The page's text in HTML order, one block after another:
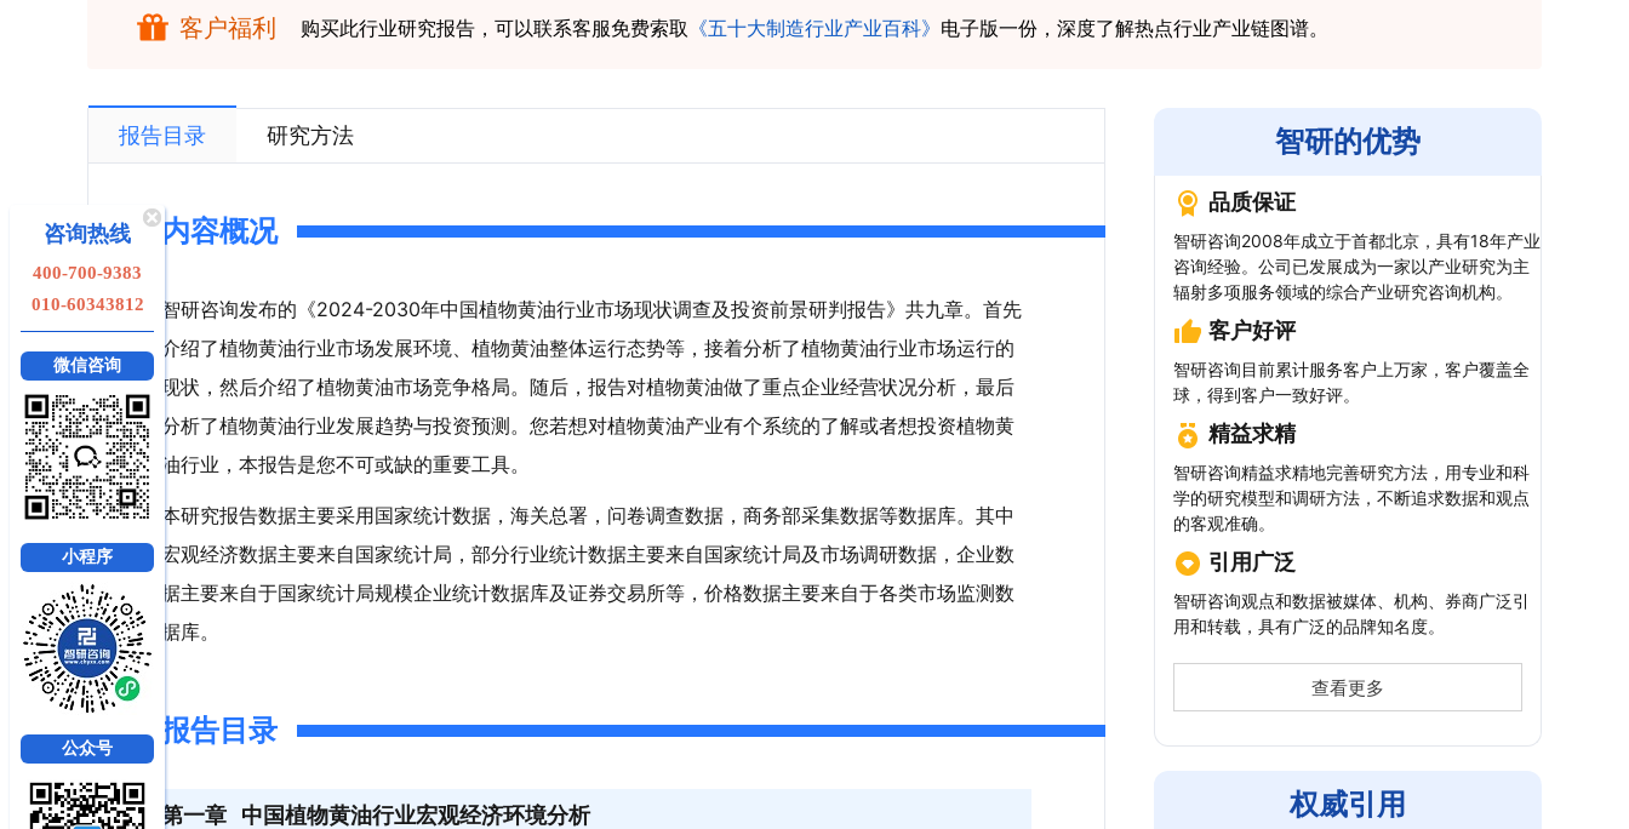
客户福利 购买此行业研究报告，可以联系客服免费索取 《五十大制造行业产业百科》 电子版一份，深度了解热点行业产业链图谱。
报告目录 研究方法
内容概况
智研咨询发布的《2024-2030年中国植物黄油行业市场现状调查及投资前景研判报告》共九章。首先
介绍了植物黄油行业市场发展环境、植物黄油整体运行态势等，接着分析了植物黄油行业市场运行的
现状，然后介绍了植物黄油市场竞争格局。随后，报告对植物黄油做了重点企业经营状况分析，最后
分析了植物黄油行业发展趋势与投资预测。您若想对植物黄油产业有个系统的了解或者想投资植物黄
油行业，本报告是您不可或缺的重要工具。
本研究报告数据主要采用国家统计数据，海关总署，问卷调查数据，商务部采集数据等数据库。其中
宏观经济数据主要来自国家统计局，部分行业统计数据主要来自国家统计局及市场调研数据，企业数
据主要来自于国家统计局规模企业统计数据库及证券交易所等，价格数据主要来自于各类市场监测数
据库。
报告目录
第一章 中国植物黄油行业宏观经济环境分析
智研的优势
品质保证
智研咨询2008年成立于首都北京，具有18年产业
咨询经验。公司已发展成为一家以产业研究为主
辐射多项服务领域的综合产业研究咨询机构。
客户好评
智研咨询目前累计服务客户上万家，客户覆盖全
球，得到客户一致好评。
精益求精
智研咨询精益求精地完善研究方法，用专业和科
学的研究模型和调研方法，不断追求数据和观点
的客观准确。
引用广泛
智研咨询观点和数据被媒体、机构、券商广泛引
用和转载，具有广泛的品牌知名度。
查看更多
权威引用
咨询热线
400-700-9383
010-60343812
微信咨询
小程序
公众号